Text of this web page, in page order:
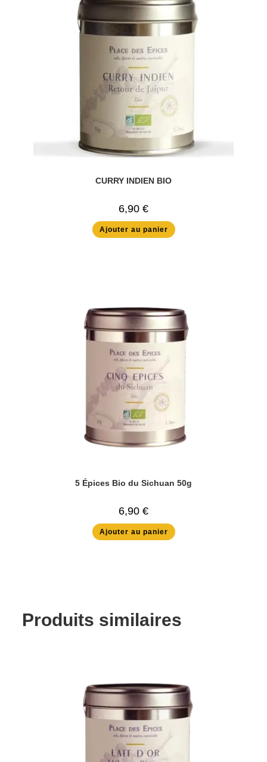
CURRY INDIEN BIO
6,90 €
Ajouter au panier
5 Épices Bio du Sichuan 50g
6,90 €
Ajouter au panier
Produits similaires